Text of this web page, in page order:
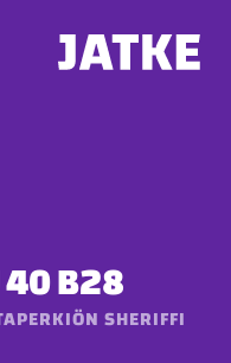
40 B28
SHERIFFI